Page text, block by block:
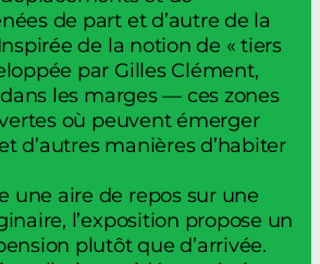
de part et d’autre de la
de la notion de « tiers
par Gilles Clément,
les marges — ces zones
où peuvent émerger
d’autres manières d’habiter
une aire de repos sur une
l’exposition propose un
plutôt que d’arrivée.